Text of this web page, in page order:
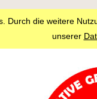
die weitere
unserer